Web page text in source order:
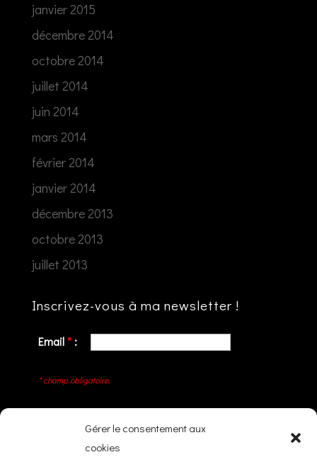
Gérer le consentement aux
cookies
janvier 2015
décembre 2014
octobre 2014
juillet 2014
juin 2014
mars 2014
février 2014
janvier 2014
décembre 2013
octobre 2013
juillet 2013
Inscrivez-vous à ma newsletter !
Email* :
* champ obligatoire.